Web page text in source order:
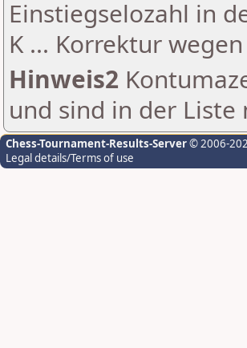
Einstiegselozahl in
K ... Korrektur
Hinweis2
und sind in der
Chess-Tournament-Results-Server© 2006-
Legal details/Terms of use